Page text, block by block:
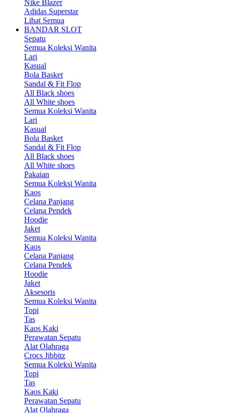
Nike Blazer
Adidas Superstar
Lihat Semua
BANDAR SLOT
Sepatu
Semua Koleksi Wanita
Lari
Kasual
Bola Basket
Sandal & Fit Flop
All Black shoes
All White shoes
Semua Koleksi Wanita
Lari
Kasual
Bola Basket
Sandal & Fit Flop
All Black shoes
All White shoes
Pakaian
Semua Koleksi Wanita
Kaos
Celana Panjang
Celana Pendek
Hoodie
Jaket
Semua Koleksi Wanita
Kaos
Celana Panjang
Celana Pendek
Hoodie
Jaket
Aksesoris
Semua Koleksi Wanita
Topi
Tas
Kaos Kaki
Perawatan Sepatu
Alat Olahraga
Crocs Jibbitz
Semua Koleksi Wanita
Topi
Tas
Kaos Kaki
Perawatan Sepatu
Alat Olahraga